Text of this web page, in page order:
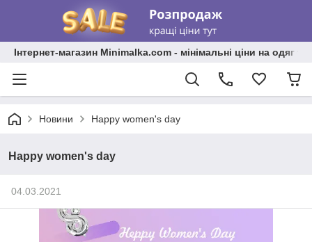
Інтернет-магазин Minimalka.com - мінімальні ціни на одяг
Новини Happy women's day
Happy women's day
04.03.2021